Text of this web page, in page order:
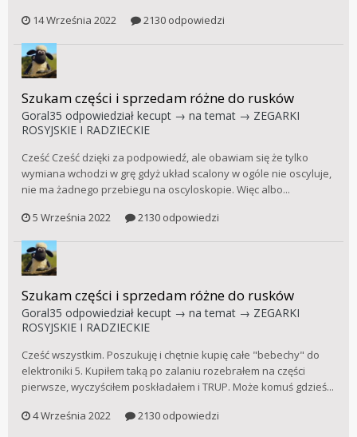
14 Września 2022
2130 odpowiedzi
Szukam części i sprzedam różne do rusków
Goral35 odpowiedział kecupt → na temat → ZEGARKI
ROSYJSKIE I RADZIECKIE
Cześć Cześć dzięki za podpowiedź, ale obawiam się że tylko
wymiana wchodzi w grę gdyż układ scalony w ogóle nie oscyluje,
nie ma żadnego przebiegu na oscyloskopie. Więc albo...
5 Września 2022
2130 odpowiedzi
Szukam części i sprzedam różne do rusków
Goral35 odpowiedział kecupt → na temat → ZEGARKI
ROSYJSKIE I RADZIECKIE
Cześć wszystkim. Poszukuję i chętnie kupię całe "bebechy" do
elektroniki 5. Kupiłem taką po zalaniu rozebrałem na części
pierwsze, wyczyściłem poskładałem i TRUP. Może komuś gdzieś...
4 Września 2022
2130 odpowiedzi